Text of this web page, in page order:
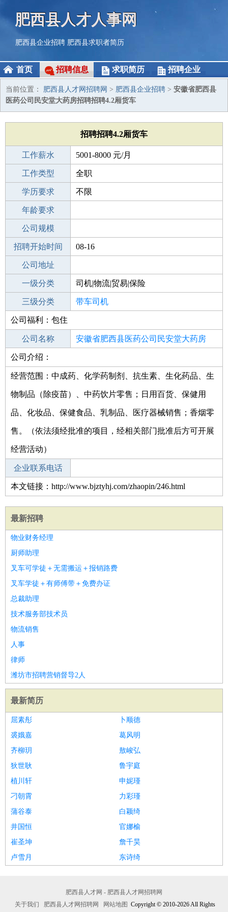
肥西县人才人事网
肥西县企业招聘 肥西县求职者简历
首页 招聘信息 求职简历 招聘企业
当前位置： 肥西县人才网招聘网 > 肥西县企业招聘 > 安徽省肥西县
医药公司民安堂大药房招聘招聘4.2厢货车
招聘招聘4.2厢货车
工作薪水 5001-8000 元/月
招聘人数 3人
工作类型 全职
性别要求 -
学历要求 不限
工作经验
年龄要求
工作地点
公司规模
公司电话
招聘开始时间 08-16
招聘结束时间
公司地址
一级分类 司机|物流|贸易|保险
二级分类 司机
三级分类 带车司机
其他行业
公司福利：包住
公司名称 安徽省肥西县医药公司民安堂大药房
公司类型
公司介绍：
经营范围：中成药、化学药制剂、抗生素、生化药品、生
物制品（除疫苗）、中药饮片零售；日用百货、保健用
品、化妆品、保健食品、乳制品、医疗器械销售；香烟零
售。（依法须经批准的项目，经相关部门批准后方可开展
经营活动）
企业联系电话
本文链接：http://www.bjztyhj.com/zhaopin/246.html
最新招聘
物业财务经理
厨师助理
叉车可学徒＋无需搬运＋报销路费
叉车学徒＋有师傅带＋免费办证
总裁助理
技术服务部技术员
物流销售
人事
律师
潍坊市招聘营销督导2人
最新简历
屈素彤
卜顺德
裘娥嘉
葛风明
齐柳玥
敖峻弘
狄世耿
鲁宇庭
植川轩
申妮瑾
刁朝霄
力彩瑾
蒲谷泰
白颖绮
井国恒
官娜榆
崔圣坤
詹千昊
卢雪月
东诗绮
肥西县人才网 - 肥西县人才网招聘网
关于我们
肥西县人才网招聘网 网站地图 Copyright © 2010-2026 All Rights